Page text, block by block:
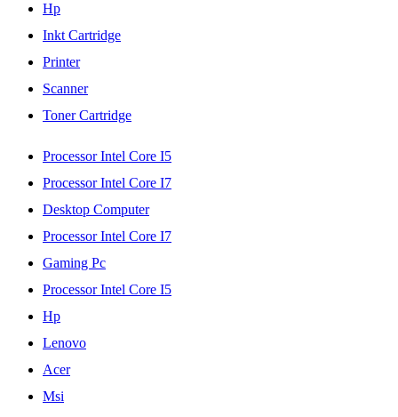
Hp
Inkt Cartridge
Printer
Scanner
Toner Cartridge
Processor Intel Core I5
Processor Intel Core I7
Desktop Computer
Processor Intel Core I7
Gaming Pc
Processor Intel Core I5
Hp
Lenovo
Acer
Msi